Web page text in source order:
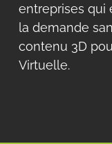
entreprises qui
la demande
contenu 3D
Virtuelle.